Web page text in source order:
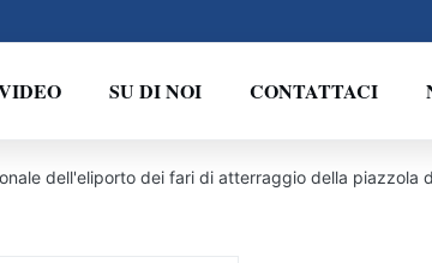
SU DI NOI CONTATTACI
dell'eliporto dei fari di atterraggio della piazzola